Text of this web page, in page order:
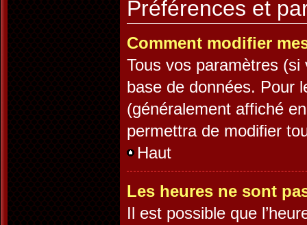
Préférences et
Comment modifier
Tous vos paramètres
base de données. Pour
(généralement affiché
permettra de modifier
Haut
Les heures ne sont
Il est possible que